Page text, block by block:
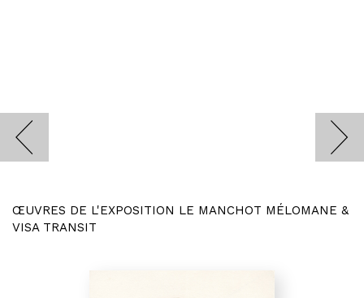
ŒUVRES DE L'EXPOSITION LE MANCHOT MÉLOMANE &
VISA TRANSIT